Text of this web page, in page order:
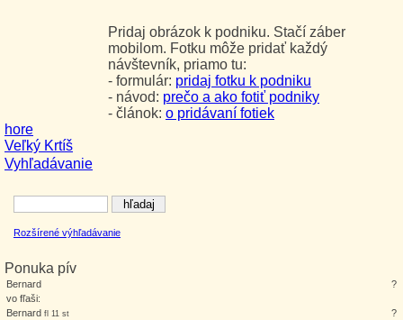
Vyhľadávanie
Rozšírené výhľadávanie
Ponuka pív
Bernard
?
vo fľaši:
Bernard fl 11 st
?
Pridaj obrázok k podniku. Stačí záber
mobilom. Fotku môže pridať každý
návštevník, priamo tu:
- formulár: pridaj fotku k podniku
- návod: prečo a ako fotiť podniky
- článok: o pridávaní fotiek
hore
Veľký Krtíš